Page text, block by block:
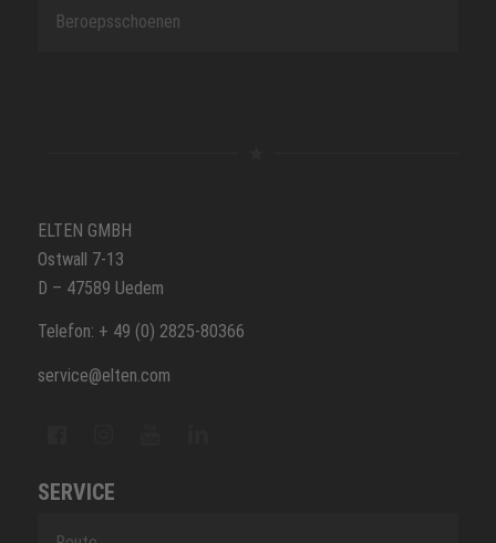
Beroepsschoenen
ELTEN GMBH
Ostwall 7-13
D – 47589 Uedem
Telefon: + 49 (0) 2825-80366
service@elten.com
SERVICE